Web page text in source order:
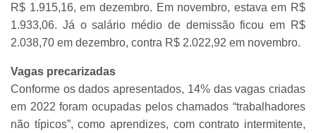
R$ 1.915,16, em dezembro. Em novembro, estava em R$
1.933,06. Já o salário médio de demissão ficou em R$
2.038,70 em dezembro, contra R$ 2.022,92 em novembro.
Vagas precarizadas
Conforme os dados apresentados, 14% das vagas criadas
em 2022 foram ocupadas pelos chamados “trabalhadores
não típicos”, como aprendizes, com contrato intermitente,